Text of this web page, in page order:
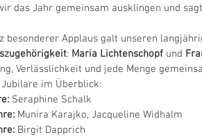
das Jahr gemeinsam ausklingen und
besonderer Applaus galt unseren
: Maria Lichtenschopf und
Verlässlichkeit und jede Menge
Jubilare im Überblick:
Seraphine Schalk
Munira Karajko, Jacqueline Widhalm
Birgit Dapprich